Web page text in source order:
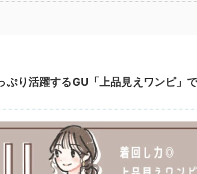
り活躍するGU「上品見えワンピ」